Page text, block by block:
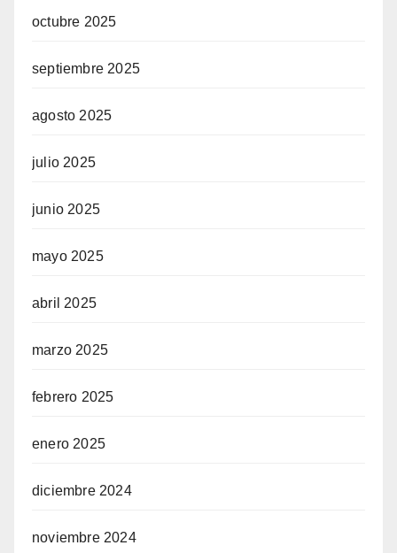
octubre 2025
septiembre 2025
agosto 2025
julio 2025
junio 2025
mayo 2025
abril 2025
marzo 2025
febrero 2025
enero 2025
diciembre 2024
noviembre 2024